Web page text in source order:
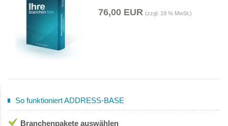
76,00 EUR (zzgl. 19 % MwSt.)
So funktioniert ADDRESS-BASE
Branchenpakete auswählen